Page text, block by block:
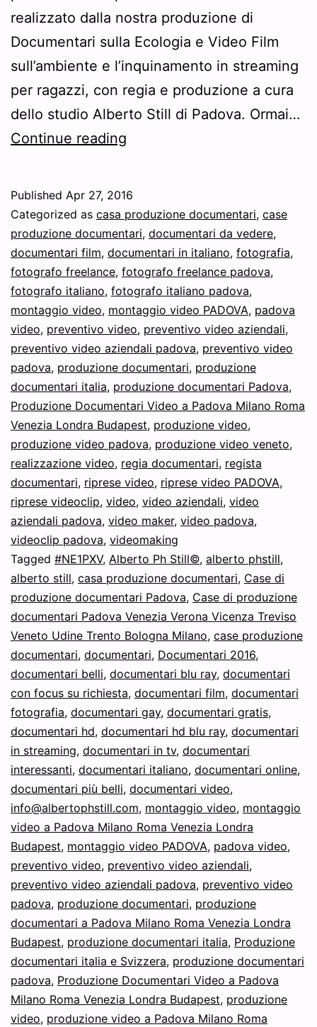
realizzato dalla nostra produzione di
Documentari sulla Ecologia e Video Film
sull’ambiente e l’inquinamento in streaming
per ragazzi, con regia e produzione a cura
dello studio Alberto Still di Padova. Ormai…
Continue reading
Ecologia
e
Video
Film
sull’ambiente
e
l’inquinamento
in
streaming
per
ragazzi
Published Apr 27, 2016
Categorized as casa produzione documentari, case
produzione documentari, documentari da vedere,
documentari film, documentari in italiano, fotografia,
fotografo freelance, fotografo freelance padova,
fotografo italiano, fotografo italiano padova,
montaggio video, montaggio video PADOVA, padova
video, preventivo video, preventivo video aziendali,
preventivo video aziendali padova, preventivo video
padova, produzione documentari, produzione
documentari italia, produzione documentari Padova,
Produzione Documentari Video a Padova Milano Roma
Venezia Londra Budapest, produzione video,
produzione video padova, produzione video veneto,
realizzazione video, regia documentari, regista
documentari, riprese video, riprese video PADOVA,
riprese videoclip, video, video aziendali, video
aziendali padova, video maker, video padova,
videoclip padova, videomaking
Tagged #NE1PXV, Alberto Ph Still©, alberto phstill,
alberto still, casa produzione documentari, Case di
produzione documentari Padova, Case di produzione
documentari Padova Venezia Verona Vicenza Treviso
Veneto Udine Trento Bologna Milano, case produzione
documentari, documentari, Documentari 2016,
documentari belli, documentari blu ray, documentari
con focus su richiesta, documentari film, documentari
fotografia, documentari gay, documentari gratis,
documentari hd, documentari hd blu ray, documentari
in streaming, documentari in tv, documentari
interessanti, documentari italiano, documentari online,
documentari più belli, documentari video,
info@albertophstill.com, montaggio video, montaggio
video a Padova Milano Roma Venezia Londra
Budapest, montaggio video PADOVA, padova video,
preventivo video, preventivo video aziendali,
preventivo video aziendali padova, preventivo video
padova, produzione documentari, produzione
documentari a Padova Milano Roma Venezia Londra
Budapest, produzione documentari italia, Produzione
documentari italia e Svizzera, produzione documentari
padova, Produzione Documentari Video a Padova
Milano Roma Venezia Londra Budapest, produzione
video, produzione video a Padova Milano Roma